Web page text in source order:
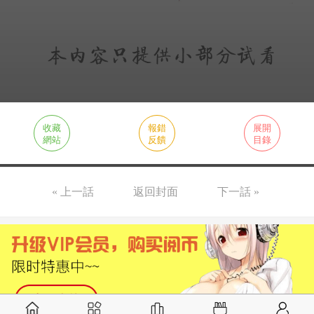
收藏
網站
報錯
反饋
展開
目錄
« 上一話 返回封面 下一話 »